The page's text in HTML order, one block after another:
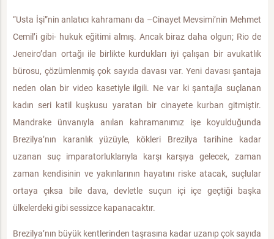
“Usta İşi”nin anlatıcı kahramanı da –Cinayet Mevsimi’nin Mehmet
Cemil’i gibi- hukuk eğitimi almış. Ancak biraz daha olgun; Rio de
Jeneiro’dan ortağı ile birlikte kurdukları iyi çalışan bir avukatlık
bürosu, çözümlenmiş çok sayıda davası var. Yeni davası şantaja
neden olan bir video kasetiyle ilgili. Ne var ki şantajla suçlanan
kadın seri katil kuşkusu yaratan bir cinayete kurban gitmiştir.
Mandrake ünvanıyla anılan kahramanımız işe koyulduğunda
Brezilya’nın karanlık yüzüyle, kökleri Brezilya tarihine kadar
uzanan suç imparatorluklarıyla karşı karşıya gelecek, zaman
zaman kendisinin ve yakınlarının hayatını riske atacak, suçlular
ortaya çıksa bile dava, devletle suçun içi içe geçtiği başka
ülkelerdeki gibi sessizce kapanacaktır.
Brezilya’nın büyük kentlerinden taşrasına kadar uzanıp çok sayıda